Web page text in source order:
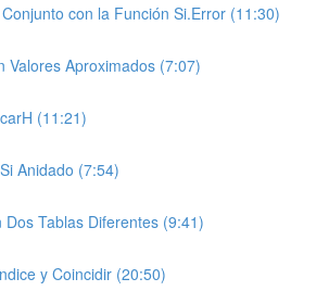
con la Función Si.Error (11:30)
Valores Aproximados (7:07)
(11:21)
Anidado (7:54)
Tablas Diferentes (9:41)
y Coincidir (20:50)